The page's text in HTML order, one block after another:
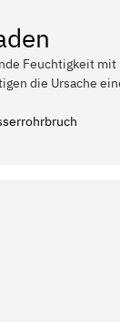
Feuchtigkeit
die Ursache